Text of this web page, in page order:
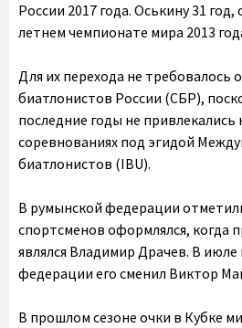
России 2017 года. Оськину 31 год,
летнем чемпионате мира 2013
Для их перехода не требовалось
биатлонистов России (СБР),
последние годы не привлекались
соревнованиях под эгидой
биатлонистов (IBU).
В румынской федерации
спортсменов оформлялся, когда
являлся Владимир Драчев. В июле
федерации его сменил Виктор
В прошлом сезоне очки в Кубке